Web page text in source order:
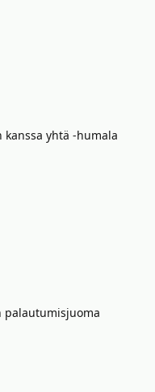
yhtä -humala
palautumisjuoma